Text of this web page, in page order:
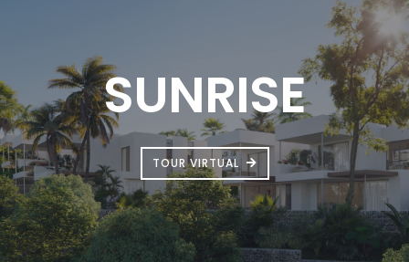
SUNRISE
TOUR VIRTUAL